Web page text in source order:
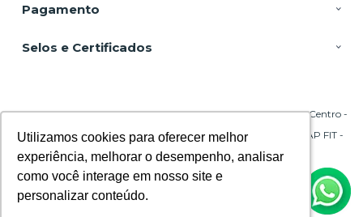
Utilizamos cookies para oferecer melhor
experiência, melhorar o desempenho, analisar
como você interage em nosso site e
personalizar conteúdo.
Utilizamos cookies para oferecer melhor
experiência, melhorar o desempenho, analisar
como você interage em nosso site e
personalizar conteúdo.
Pagamento
Selos e Certificados
DSP Equipamentos, Rua Emílio Blum - 131 - Sala 206 Torre A - Centro -
CNPJ: 29.695.217/0001-45 | © Todos os direitos reservados - CPAP FIT -
2026